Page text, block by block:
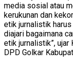
media sosial atau
kerukunan dan
etik jurnalistik
diajari bagaimana
etik jurnalistik”, ujar
DPD Golkar